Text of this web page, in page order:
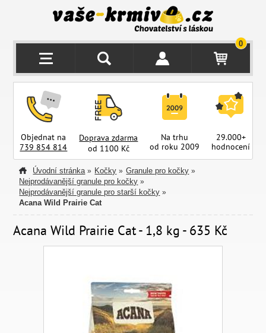
0
Objednat na
739 854 814
Doprava zdarma
od 1100 Kč
Na trhu
od roku 2009
29.000+
hodnocení
Úvodní stránka » Kočky » Granule pro kočky »
Nejprodávanější granule pro kočky »
Nejprodávanější granule pro starší kočky »
Acana Wild Prairie Cat
Acana Wild Prairie Cat - 1,8 kg - 635 Kč